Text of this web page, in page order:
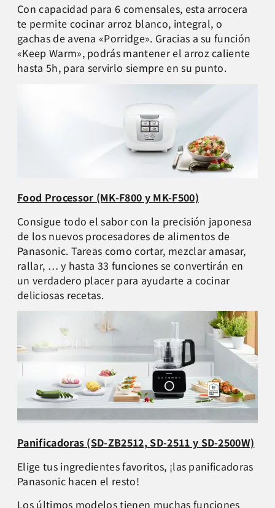
Con capacidad para 6 comensales, esta arrocera
te permite cocinar arroz blanco, integral, o
gachas de avena «Porridge». Gracias a su función
«Keep Warm», podrás mantener el arroz caliente
hasta 5h, para servirlo siempre en su punto.
Food Processor (MK-F800 y MK-F500)
Consigue todo el sabor con la precisión japonesa
de los nuevos procesadores de alimentos de
Panasonic. Tareas como cortar, mezclar amasar,
rallar, … y hasta 33 funciones se convertirán en
un verdadero placer para ayudarte a cocinar
deliciosas recetas.
Panificadoras (SD-ZB2512, SD-2511 y SD-2500W)
Elige tus ingredientes favoritos, ¡las panificadoras
Panasonic hacen el resto!
Los últimos modelos tienen muchas funciones